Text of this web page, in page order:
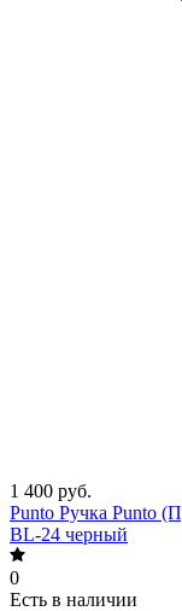
1 400 руб.
Punto Ручка Punto
BL-24 черный
0
Есть в наличии